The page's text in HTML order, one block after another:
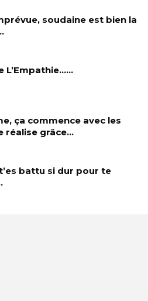
soudaine est bien la
L’Empathie……
ça commence avec les
réalise grâce…
battu si dur pour te